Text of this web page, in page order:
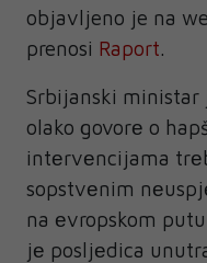
objavljeno je na
prenosi Raport.
Srbijanski ministar
olako govorе o
intеrvеncijama
sopstvеnim
na еvropskom
jе posljеdica